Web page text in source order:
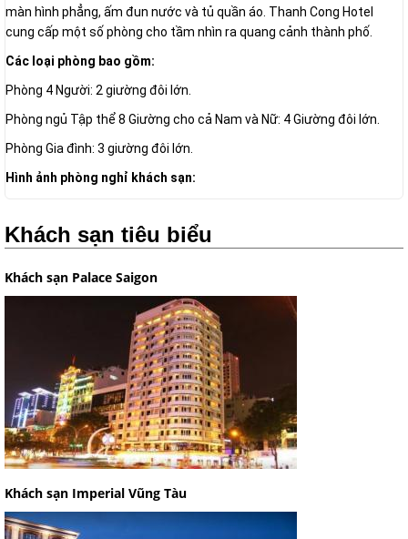
màn hình phẳng, ấm đun nước và tủ quần áo. Thanh Cong Hotel
cung cấp một số phòng cho tầm nhìn ra quang cảnh thành phố.
Các loại phòng bao gồm:
Phòng 4 Người: 2 giường đôi lớn.
Phòng ngủ Tập thể 8 Giường cho cả Nam và Nữ: 4 Giường đôi lớn.
Phòng Gia đình: 3 giường đôi lớn.
Hình ảnh phòng nghỉ khách sạn:
Khách sạn tiêu biểu
Khách sạn Palace Saigon
Khách sạn Imperial Vũng Tàu